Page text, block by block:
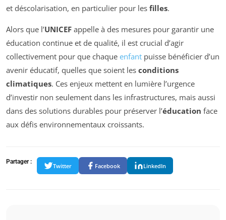
et déscolarisation, en particulier pour les filles.
Alors que l’UNICEF appelle à des mesures pour garantir une
éducation continue et de qualité, il est crucial d’agir
collectivement pour que chaque enfant puisse bénéficier d’un
avenir éducatif, quelles que soient les conditions
climatiques. Ces enjeux mettent en lumière l’urgence
d’investir non seulement dans les infrastructures, mais aussi
dans des solutions durables pour préserver l’éducation face
aux défis environnementaux croissants.
Partager :
Twitter Facebook LinkedIn